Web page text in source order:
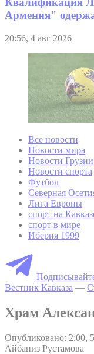
Армения"
20:56, 4 авг 2026
Все новости
Новости мира
Новости Грузии
Новости спорта
Футбол
Северная
Лига Европы
спорт на
спорт в мире
Иберия 1999
Вестник Кавказа —
Храм
Опубликовано: 2:00,
Айбаниз Рустамова